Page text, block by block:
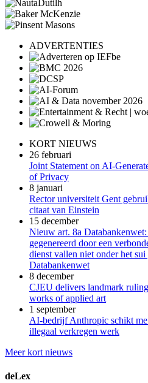
ADVERTENTIES
KORT NIEUWS
26 februari
Joint Statement on AI-
of Privacy
8 januari
Rector universiteit Gent
citaat van Einstein
15 december
Nieuw art. 8a
gegenereerd door een
dienst vallen niet onder het
Databankenwet
8 december
CJEU delivers landmark
works of applied art
1 september
AI-bedrijf Anthropic schikt
illegaal verkregen werk
Meer kort nieuws
deLex